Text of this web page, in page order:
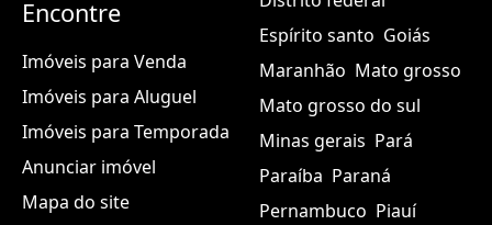
Encontre
Imóveis para Venda
Imóveis para Aluguel
Imóveis para Temporada
Anunciar imóvel
Mapa do site
Espírito santo Goiás
Maranhão Mato grosso
Mato grosso do sul
Minas gerais Pará
Paraíba Paraná
Pernambuco Piauí